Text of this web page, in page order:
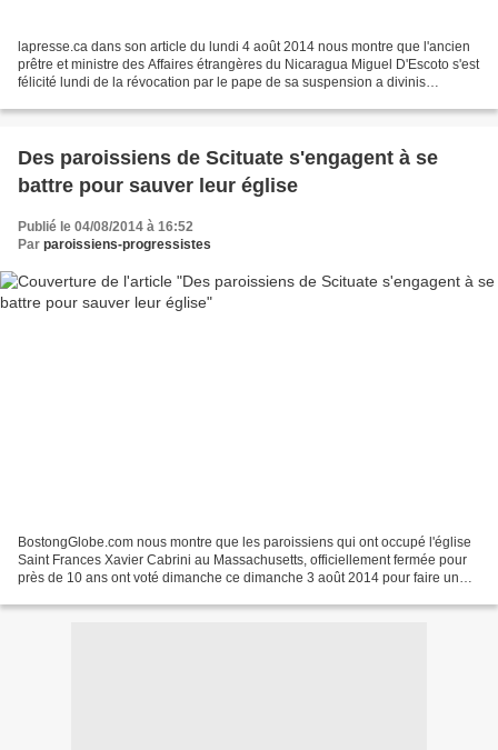
lapresse.ca dans son article du lundi 4 août 2014 nous montre que l'ancien
prêtre et ministre des Affaires étrangères du Nicaragua Miguel D'Escoto s'est
félicité lundi de la révocation par le pape de sa suspension a divinis
Des paroissiens de Scituate s'engagent à se
battre pour sauver leur église
Publié le 04/08/2014 à 16:52
Par paroissiens-progressistes
BostongGlobe.com nous montre que les paroissiens qui ont occupé l'église
Saint Frances Xavier Cabrini au Massachusetts, officiellement fermée pour
près de 10 ans ont voté dimanche ce dimanche 3 août 2014 pour faire un